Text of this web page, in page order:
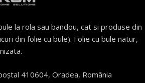
la rola sau bandou, cat si produse din
din folie cu bule). Folie cu bule natur,
410604, Oradea, România